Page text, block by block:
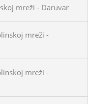
mreži - Daruvar
mreži -
mreži -